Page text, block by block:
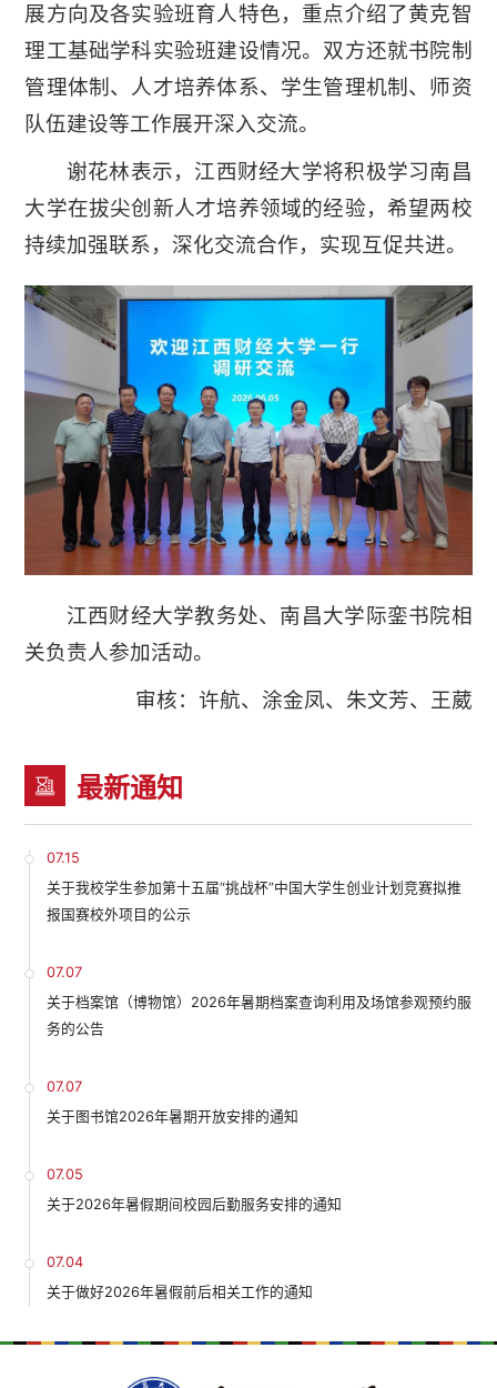
展方向及各实验班育人特色，重点介绍了黄克智
理工基础学科实验班建设情况。双方还就书院制
管理体制、人才培养体系、学生管理机制、师资
队伍建设等工作展开深入交流。
谢花林表示，江西财经大学将积极学习南昌
大学在拔尖创新人才培养领域的经验，希望两校
持续加强联系，深化交流合作，实现互促共进。
江西财经大学教务处、南昌大学际銮书院相
关负责人参加活动。
审核：许航、涂金凤、朱文芳、王葳
最新通知
07.15
关于我校学生参加第十五届“挑战杯”中国大学生创业计划竞赛拟推
报国赛校外项目的公示
07.07
关于档案馆（博物馆）2026年暑期档案查询利用及场馆参观预约服
务的公告
07.07
关于图书馆2026年暑期开放安排的通知
07.05
关于2026年暑假期间校园后勤服务安排的通知
07.04
关于做好2026年暑假前后相关工作的通知